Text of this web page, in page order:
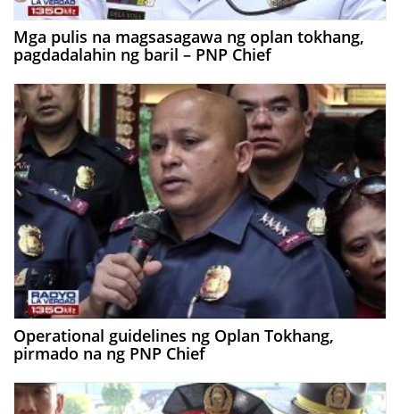
Mga pulis na magsasagawa ng oplan tokhang,
pagdadalahin ng baril – PNP Chief
Operational guidelines ng Oplan Tokhang,
pirmado na ng PNP Chief